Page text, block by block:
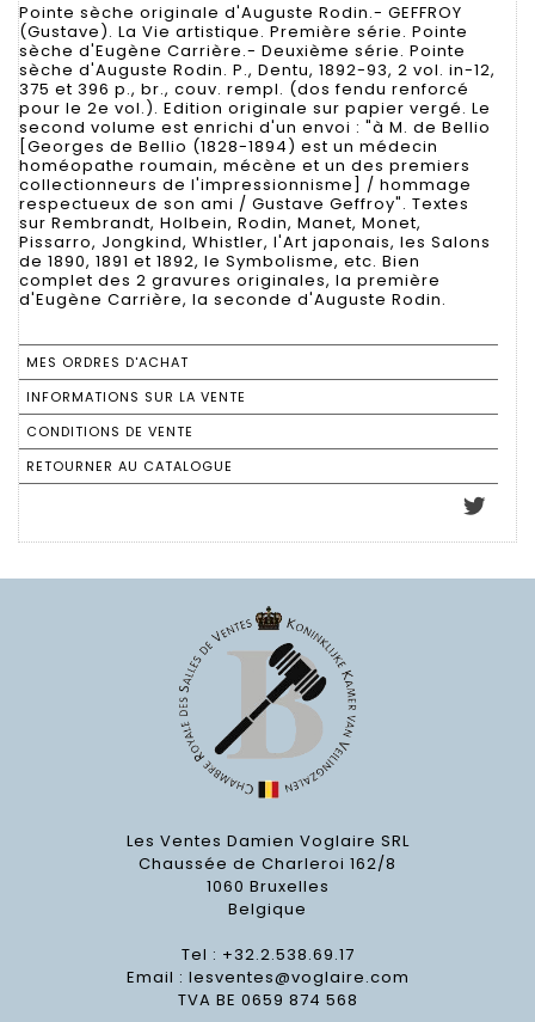
Pointe sèche originale d'Auguste Rodin.- GEFFROY
(Gustave). La Vie artistique. Première série. Pointe
sèche d'Eugène Carrière.- Deuxième série. Pointe
sèche d'Auguste Rodin. P., Dentu, 1892-93, 2 vol. in-12,
375 et 396 p., br., couv. rempl. (dos fendu renforcé
pour le 2e vol.). Edition originale sur papier vergé. Le
second volume est enrichi d'un envoi : "à M. de Bellio
[Georges de Bellio (1828-1894) est un médecin
homéopathe roumain, mécène et un des premiers
collectionneurs de l'impressionnisme] / hommage
respectueux de son ami / Gustave Geffroy". Textes
sur Rembrandt, Holbein, Rodin, Manet, Monet,
Pissarro, Jongkind, Whistler, l'Art japonais, les Salons
de 1890, 1891 et 1892, le Symbolisme, etc. Bien
complet des 2 gravures originales, la première
d'Eugène Carrière, la seconde d'Auguste Rodin.
MES ORDRES D'ACHAT
INFORMATIONS SUR LA VENTE
CONDITIONS DE VENTE
RETOURNER AU CATALOGUE
Les Ventes Damien Voglaire SRL
Chaussée de Charleroi 162/8
1060 Bruxelles
Belgique
Tel : +32.2.538.69.17
Email : lesventes@voglaire.com
TVA BE 0659 874 568